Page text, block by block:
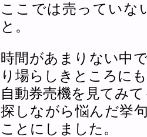
ここでは売っていな
と。
時間があまりない中
り場らしきところに
自動券売機を見てみ
探しながら悩んだ挙
ことにしました。